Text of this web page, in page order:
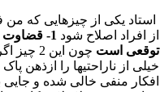
استاد یکی از چیزهایی که من
از افراد اصلاح شود
توقعی است
چون این
خیلی از ناراحتیها را ازذهن
افکار منفی خالی شده و جایی